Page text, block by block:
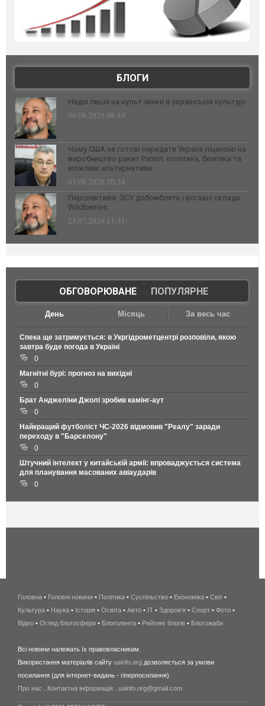
БЛОГИ
Надія лише на культ жінки в українській культурі
06.08.2026 08:49
Чому США не готові передати Україні ліцензію на
виробництво ракет Patriot: політика, безпека та
можливі альтернативи
03.08.2026 20:24
Перспектива: ЗСУ добомблять і всі інші склади
Wildberries
23.07.2026 11:31
ОБГОВОРЮВАНЕ| ПОПУЛЯРНЕ
День Місяць За весь час
Спека ще затримується: в Укргідрометцентрі розповіли, якою
завтра буде погода в Україні
0
Магнітні бурі: прогноз на вихідні
0
Брат Анджеліни Джолі зробив камінг-аут
0
Найкращий футболіст ЧС-2026 відмовив "Реалу" заради
переходу в "Барселону"
0
Штучний інтелект у китайській армії: впроваджується система
для планування масованих авіаударів
0
беспроводной
интернет
киев
wimax
в
Головна • Головні новини • Політика • Суспільство • Економіка • Світ •
Культура • Наука • Історія • Освіта • Авто • IT • Здоров'я • Спорт • Фото •
Відео • Огляд блогосфери • Блоголента • Рейтинг блогів • Блогожаби
Всі новини належать їх правовласникам.
Використання матеріалів сайту uainfo.org дозволяється за умови
посилання (для інтернет-видань - гіперпосилання).
Про нас
Контактна інформація uainfo.org@gmail.com